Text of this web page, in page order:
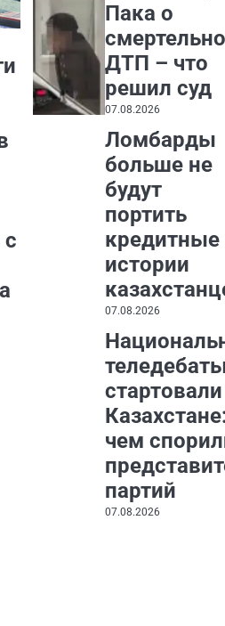
Пака о
ДТП – что
решил суд
07.08.2026
Ломбарды
больше не
будут
портить
кредитные
истории
07.08.2026
чем
партий
07.08.2026